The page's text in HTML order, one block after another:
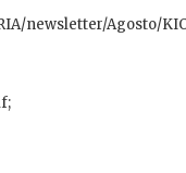
newsletter/Agosto/